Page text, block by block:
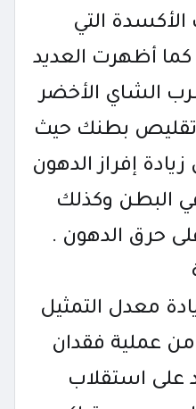
التي
أظهرت العديد
الشاي الأخضر
تقليص بطنك حيث
إفراز الدهون
في البطن وكذلك
حرق الدهون .
معدل التمثيل
من عملية فقدان
على استقلاب